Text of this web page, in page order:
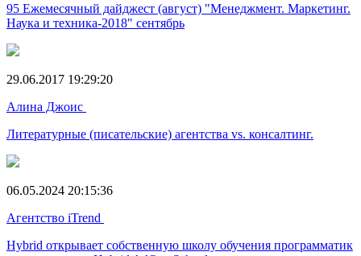
95 Ежемесячный дайджест (август) "Менеджмент. Маркетинг.
Наука и техника-2018" сентябрь
29.06.2017 19:29:20
Алина Джоис
Литературные (писательские) агентства vs. консалтинг.
06.05.2024 20:15:36
Агентство iTrend
Hybrid открывает собственную школу обучения программатик